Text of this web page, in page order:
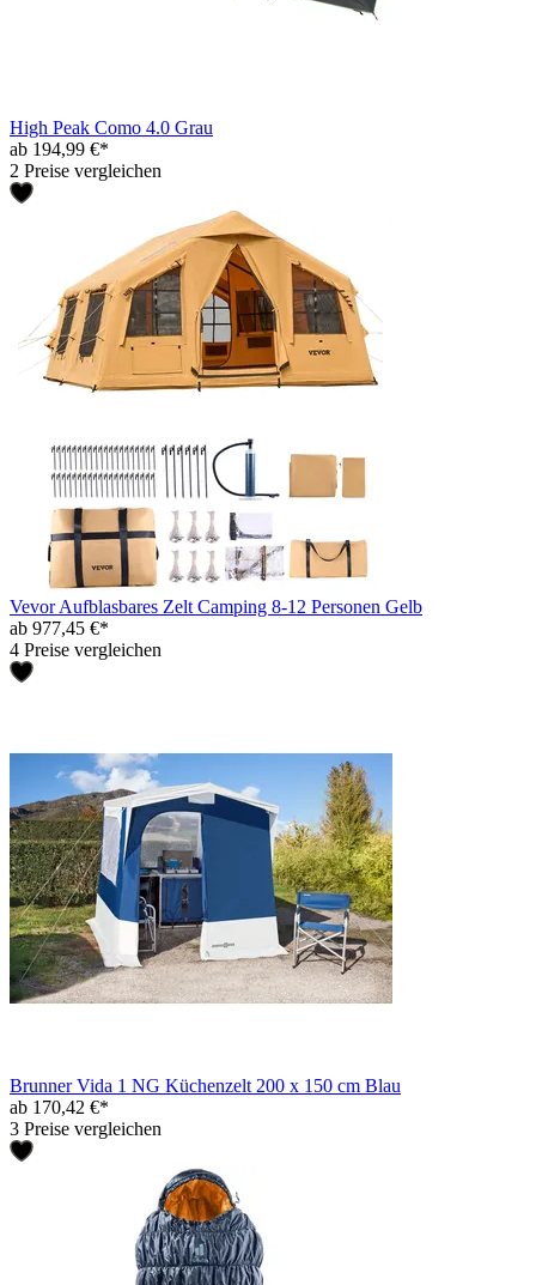
High Peak Como 4.0 Grau
ab 194,99 €*
2 Preise vergleichen
Vevor Aufblasbares Zelt Camping 8-12 Personen Gelb
ab 977,45 €*
4 Preise vergleichen
Brunner Vida 1 NG Küchenzelt 200 x 150 cm Blau
ab 170,42 €*
3 Preise vergleichen